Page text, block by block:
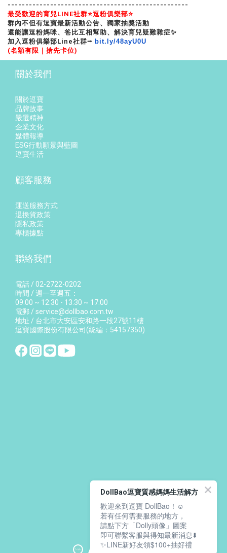
---------------------------------------------------
最受歡迎的育兒LINE社群⭐逗粉俱樂部⭐
群內不但有逗寶最新活動公告、獨家抽獎活動
還能讓逗粉媽咪、爸比互相幫助、解決育兒疑難雜症✨
加入逗粉俱樂部Line社群⭢ bit.ly/48ayU0U
(名額有限｜搶先卡位)
關於我們
關於逗寶
品牌故事
嚴選精神
企業文化
媒體報導
ESG行動願景與藍圖
逗寶生活
顧客服務
運送服務方式
退換貨政策
隱私政策
專櫃據點
聯絡我們
電話 / 02-2722-0202
時間 / 週一至週五：
09:00 ~ 12:30 - 13:30 ~ 17:00
電郵 / service@dollbao.com.tw
地址 / 台北市大安區安和路一段27號11樓
逗寶國際股份有限公司(統編：54157350)
DollBao逗寶質感媽媽生活解方
歡迎來到逗寶 DollBao！☺️
若有任何需要服務的地方，
請點下方「Dolly頭像」圖案
即可聯繫客服與得知最新消息⬇️
✨LINE新好友領$100+抽好禮